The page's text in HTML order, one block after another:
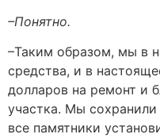
–Понятно.
–Таким образом, мы в
средства, и в
долларов на ремонт и
участка. Мы
все памятники